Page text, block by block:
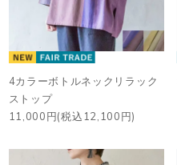
4カラーボトルネックリラック
ストップ
11,000円(税込12,100円)